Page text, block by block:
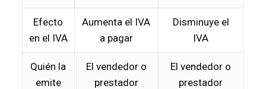
Efecto
en el IVA
Aumenta el IVA
a pagar
Disminuye el
IVA
Quién la
emite
El vendedor o
prestador
El vendedor o
prestador